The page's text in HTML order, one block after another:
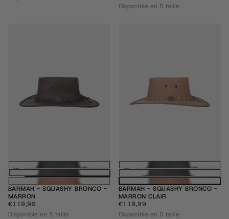
RÉGULIER
Disponible en 5 taille
Choisissez des options
BARMAH - SQUASHY BRONCO -
MARRON
€119,99
PRIX
RÉGULIER
€119,99
Disponible en 5 taille
Choisissez
BARMAH - SQUASHY BRONCO -
MARRON CLAIR
€119,99
PRIX
RÉGULIER
€119,99
Disponible en 5 taille